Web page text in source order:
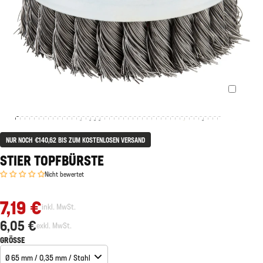
NUR NOCH €140,62 BIS ZUM KOSTENLOSEN VERSAND
STIER TOPFBÜRSTE
Nicht bewertet
7,19 €inkl. MwSt.
6,05 €exkl. MwSt.
GRÖSSE
Ø 65 mm / 0,35 mm / Stahl